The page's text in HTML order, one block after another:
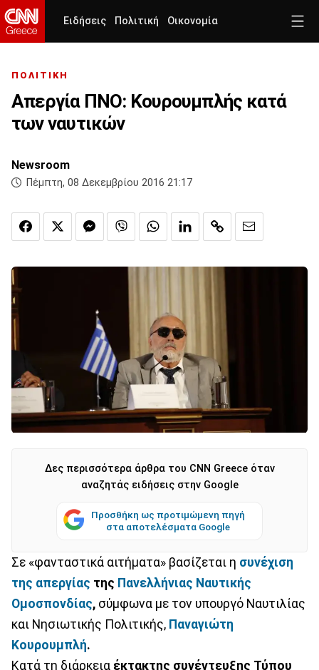
Ειδήσεις Πολιτική Οικονομία
ΠΟΛΙΤΙΚΗ
Απεργία ΠΝΟ: Κουρουμπλής κατά
των ναυτικών
Newsroom
Πέμπτη, 08 Δεκεμβρίου 2016 21:17
Δες περισσότερα άρθρα του CNN Greece όταν
αναζητάς ειδήσεις στην Google
Προσθήκη ως προτιμώμενη πηγή
στα αποτελέσματα Google
Σε «φανταστικά αιτήματα» βασίζεται η συνέχιση
της απεργίας της Πανελλήνιας Ναυτικής
Ομοσπονδίας, σύμφωνα με τον υπουργό Ναυτιλίας
και Νησιωτικής Πολιτικής, Παναγιώτη
Κουρουμπλή.
Κατά τη διάρκεια έκτακτης συνέντευξης Τύπου